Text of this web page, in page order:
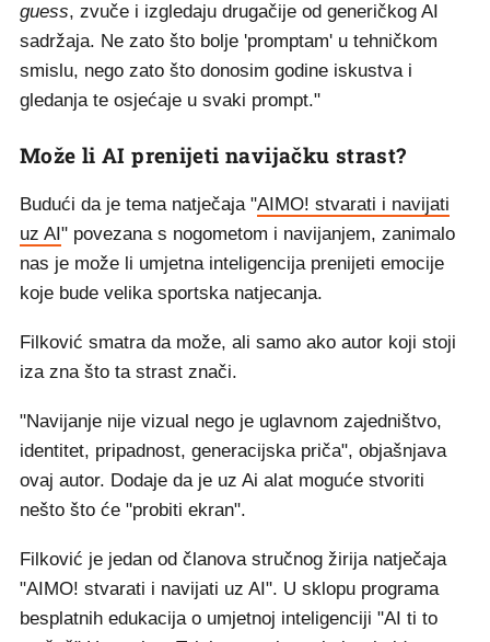
guess, zvuče i izgledaju drugačije od generičkog AI
sadržaja. Ne zato što bolje 'promptam' u tehničkom
smislu, nego zato što donosim godine iskustva i
gledanja te osjećaje u svaki prompt."
Može li AI prenijeti navijačku strast?
Budući da je tema natječaja "AIMO! stvarati i navijati
uz AI " povezana s nogometom i navijanjem, zanimalo
nas je može li umjetna inteligencija prenijeti emocije
koje bude velika sportska natjecanja.
Filković smatra da može, ali samo ako autor koji stoji
iza zna što ta strast znači.
"Navijanje nije vizual nego je uglavnom zajedništvo,
identitet, pripadnost, generacijska priča", objašnjava
ovaj autor. Dodaje da je uz Ai alat moguće stvoriti
nešto što će "probiti ekran".
Filković je jedan od članova stručnog žirija natječaja
"AIMO! stvarati i navijati uz AI". U sklopu programa
besplatnih edukacija o umjetnoj inteligenciji "AI ti to